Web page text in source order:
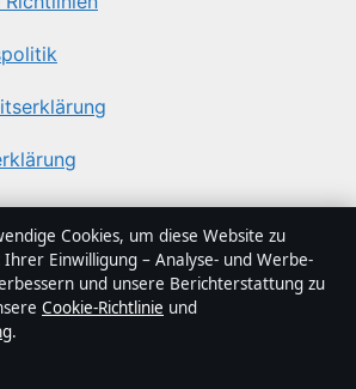
digitaler
mit Fokus auf Politik, Wirtschaft,
in Deutschland. Jeder Artikel
Cookies, um diese Website zu
Einwilligung – Analyse- und Werbe-
und unsere Berichterstattung zu
Cookie-Richtlinie und
.